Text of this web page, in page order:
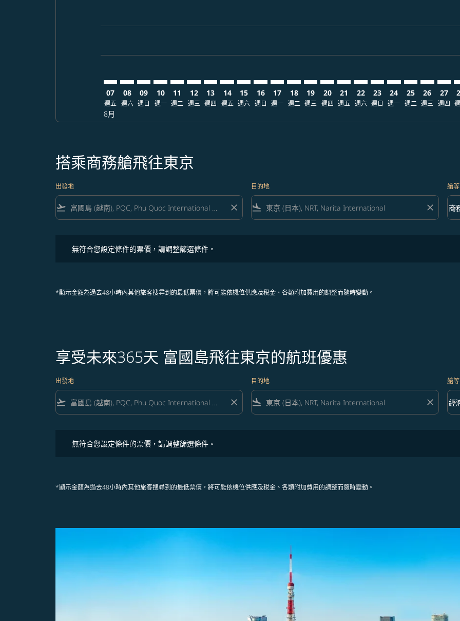
07
週五
8月
08
週六
09
週日
10
週一
11
週二
12
週三
13
週四
14
週五
15
週六
16
週日
17
週一
18
週二
19
週三
20
週四
21
週五
PQC–NRT: cmp-view-
22
週六
PQC–NRT: cmp-view-
23
週日
PQC–NRT: cmp-
24
週一
PQC–NRT:
25
週二
26
週三
27
週四
搭乘商務艙飛往東京
出發地
flight_takeoff close
目的地
flight_land close
艙等
艙
商
keyboard_arrow_down
無符合您設定條件的票價，請調整篩選條件。
*顯示金額為過去48小時內其他旅客搜尋到的最低票價，將可能依機位供應及稅金、各類附加費用的調整而隨時變動。
享受未來365天 富國島飛往東京的航班優惠
出發地
flight_takeoff close
目的地
flight_land close
艙等
艙
經
keyboard_arrow_down
無符合您設定條件的票價，請調整篩選條件。
*顯示金額為過去48小時內其他旅客搜尋到的最低票價，將可能依機位供應及稅金、各類附加費用的調整而隨時變動。